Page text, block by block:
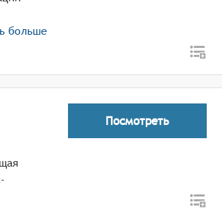
больше
Посмотреть